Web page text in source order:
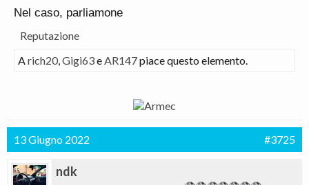
è stata valutata 14.500 €.
Nel caso, parliamone
Reputazione
Arich20,Gigi63eAR147piace questo elemento.
13 Giugno 2022 #3725
ndk